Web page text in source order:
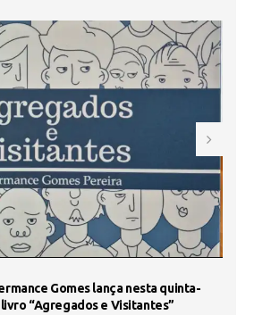
Gomes lança nesta quinta-
“Agregados e Visitantes”